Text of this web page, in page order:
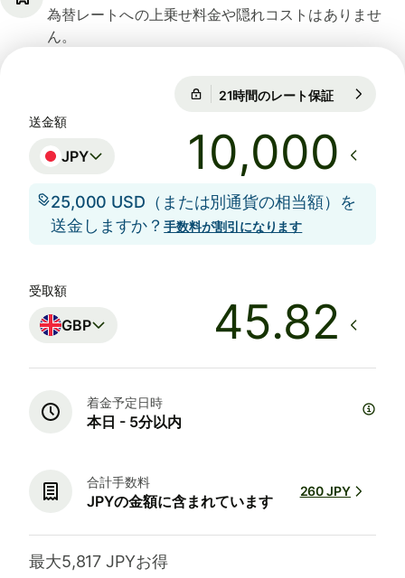
為替レートへの上乗せ料金や隠れコストはありませ
ん。
21時間のレート保証
送金額
JPY
25,000 USD（または別通貨の相当額）を
送金しますか？手数料が割引になります
受取額
GBP
着金予定日時
本日 - 5分以内
合計手数料
JPYの金額に含まれています
260 JPY
最大5,817 JPYお得